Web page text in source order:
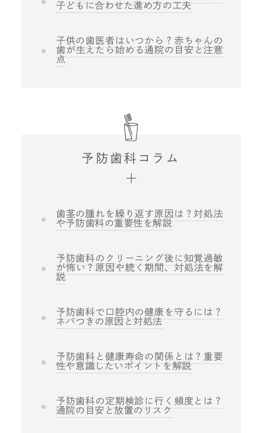
子どもに合わせた進め方の工夫
子供の歯医者はいつから？赤ちゃんの
歯が生えたら始める通院の目安と注意
点
予防歯科コラム
歯茎の腫れを繰り返す原因は？対処法
や予防歯科の重要性を解説
予防歯科のクリーニング後に知覚過敏
が怖い？原因や続く期間、対処法を解
説
予防歯科で口腔内の健康を守るには？
ネバつきの原因と対処法
予防歯科と健康寿命の関係とは？重要
性や意識したいポイントを解説
予防歯科の定期検診に行く頻度とは？
通院の目安と放置のリスク